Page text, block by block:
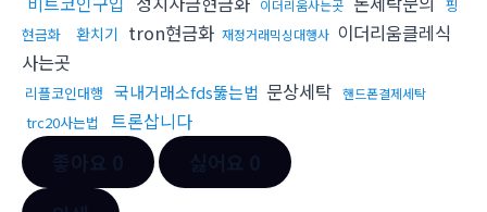
이더리움사는곳
핑
현금화
환치기 tron현금화 재정거래믹싱대행사 이더리움클레식
사는곳
리플코인대행 국내거래소fds뚫는법 문상세탁 핸드폰결제세탁
trc20사는법 트론삽니다